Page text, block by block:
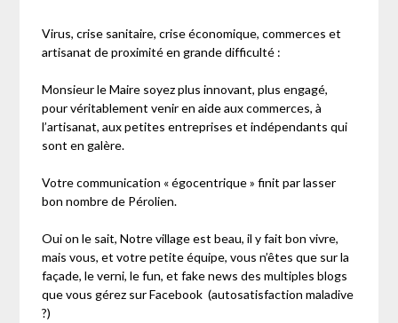
Virus, crise sanitaire, crise économique, commerces et
artisanat de proximité en grande difficulté :
Monsieur le Maire soyez plus innovant, plus engagé,
pour véritablement venir en aide aux commerces, à
l’artisanat, aux petites entreprises et indépendants qui
sont en galère.
Votre communication « égocentrique » finit par lasser
bon nombre de Pérolien.
Oui on le sait, Notre village est beau, il y fait bon vivre,
mais vous, et votre petite équipe, vous n’êtes que sur la
façade, le verni, le fun, et fake news des multiples blogs
que vous gérez sur Facebook (autosatisfaction maladive
?)